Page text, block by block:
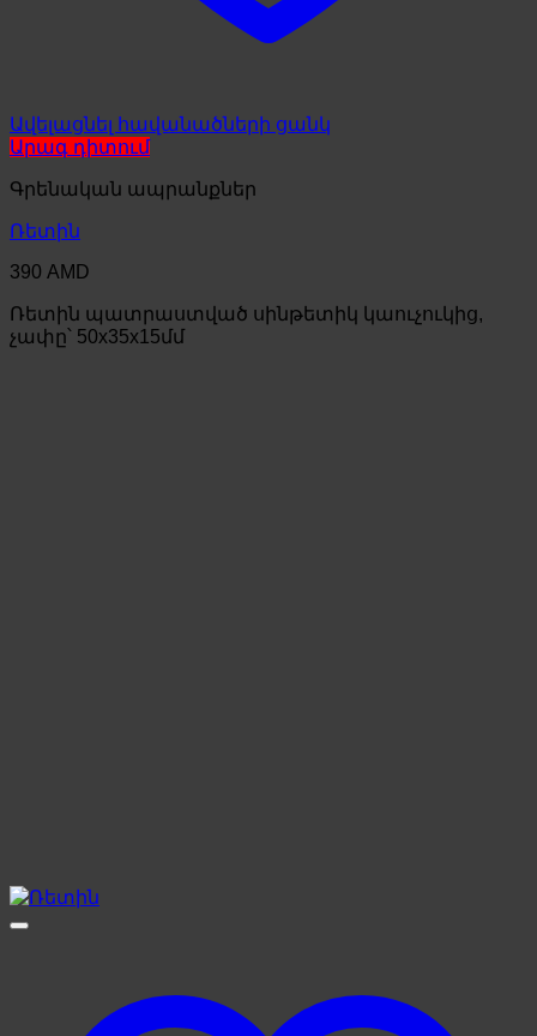
Ավելացնել հավանածների ցանկ
Արագ դիտում
Գրենական ապրանքներ
Ռետին
390 AMD
Ռետին պատրաստված սինթետիկ կաուչուկից,
չափը՝ 50x35x15մմ